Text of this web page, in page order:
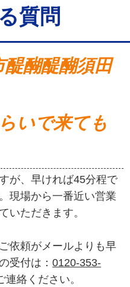
質問
醍醐醍醐須田
いで来ても
が、早ければ45分程で
現場から一番近い営業
いただきます。
依頼がメールよりも早
受付は：0120-353-
連絡ください。